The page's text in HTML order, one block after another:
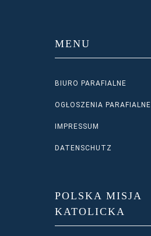
MENU
BIURO PARAFIALNE
OGŁOSZENIA PARAFIALNE
IMPRESSUM
DATENSCHUTZ
POLSKA MISJA
KATOLICKA